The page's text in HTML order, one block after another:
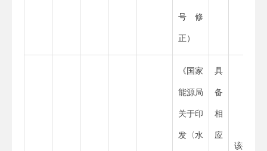
号修
正）
《国家
能源局
关于印
发〈水
具
备
相
应
该行政